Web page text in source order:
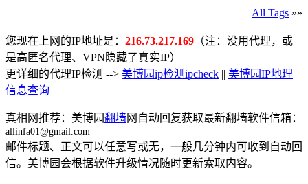
All Tags »»
您现在上网的IP地址是： 216.73.217.169 （注：没用代理，或
是高匿名代理、VPN隐藏了真实IP）
更详细的代理IP检测 --> 美博园ip检测ipcheck || 美博园IP地理
信息查询
真相网推荐：美博园翻墙网自动回复获取最新翻墙软件信箱：
allinfa01@gmail.com
邮件标题、正文可以任意写或无，一般几分钟内可收到自动回
信。美博园会根据软件升级情况随时更新索取内容。